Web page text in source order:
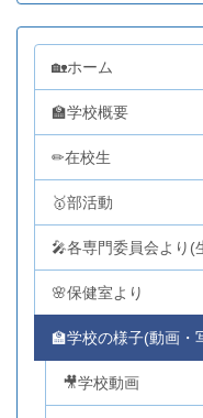
🏡ホーム
🏫学校概要
✏在校生
🥇部活動
🎤各専門委員会より(
🌸保健室より
🏫学校の様子(動画・
🎥学校動画